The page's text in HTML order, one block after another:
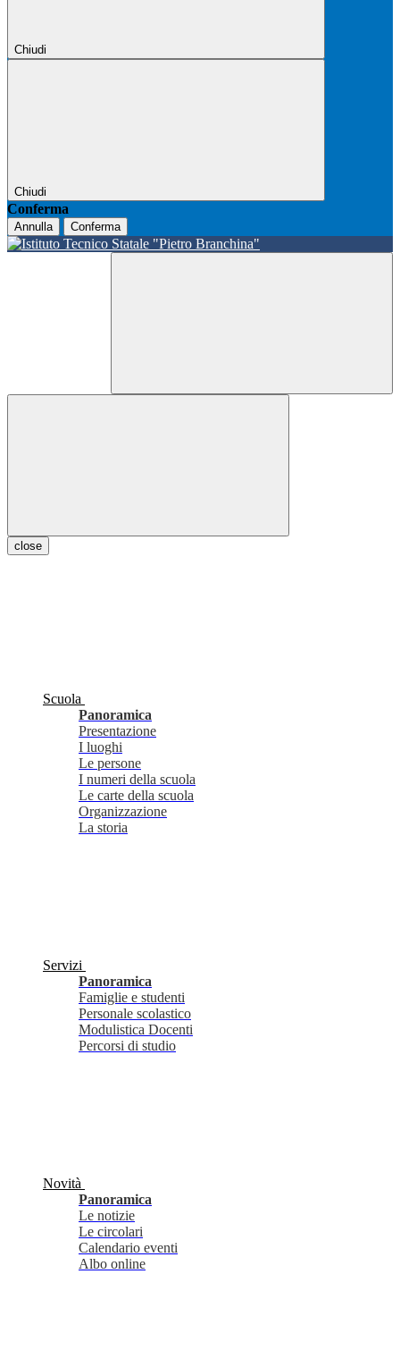
Chiudi
Chiudi
Conferma
Annulla Conferma
close
Scuola
Panoramica
Presentazione
I luoghi
Le persone
I numeri della scuola
Le carte della scuola
Organizzazione
La storia
Servizi
Panoramica
Famiglie e studenti
Personale scolastico
Modulistica Docenti
Percorsi di studio
Novità
Panoramica
Le notizie
Le circolari
Calendario eventi
Albo online